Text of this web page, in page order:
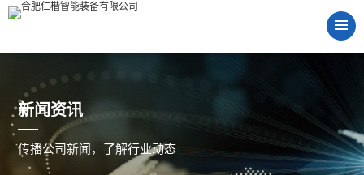
新闻资讯
传播公司新闻，了解行业动态